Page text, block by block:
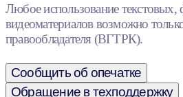
Любое использование текстовых,
видеоматериалов возможно
правообладателя (ВГТРК).
Сообщить об опечатке
Обращение в техподдержку